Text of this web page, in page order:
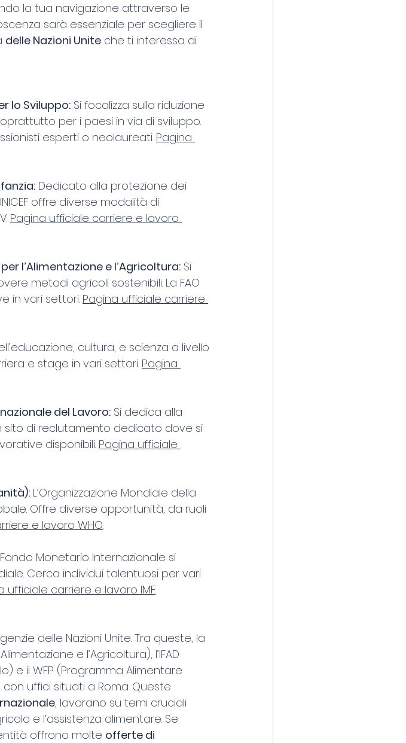
la tua navigazione attraverso le
sarà essenziale per scegliere il
delle Nazioni Unite che ti interessa di
lo Sviluppo: Si focalizza sulla riduzione
per i paesi in via di sviluppo.
esperti o neolaureati. Pagina
Dedicato alla protezione dei
offre diverse modalità di
Pagina ufficiale carriere e lavoro
l’Alimentazione e l’Agricoltura: Si
metodi agricoli sostenibili. La FAO
in vari settori. Pagina ufficiale carriere
cultura, e scienza a livello
e stage in vari settori. Pagina
del Lavoro: Si dedica alla
sito di reclutamento dedicato dove si
disponibili. Pagina ufficiale
L’Organizzazione Mondiale della
Offre diverse opportunità, da ruoli
e lavoro WHO.
Fondo Monetario Internazionale si
Cerca individui talentuosi per vari
ufficiale carriere e lavoro IMF.
delle Nazioni Unite. Tra queste, la
e l’Agricoltura), l’IFAD
e il WFP (Programma Alimentare
uffici situati a Roma. Queste
, lavorano su temi cruciali
e l’assistenza alimentare. Se
offrono molte offerte di